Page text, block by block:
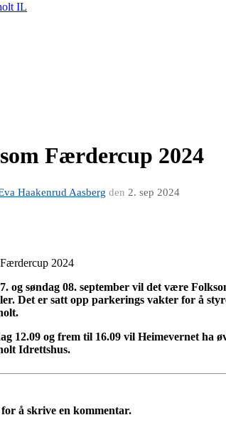
IL
Færdercup 2024
Haakenrud Aasberg den 2. sep 2024
2024
og søndag 08. september vil det være
Det er satt opp parkerings vakter for å
12.09 og frem til 16.09 vil Heimevernet ha
Idrettshus.
å skrive en kommentar.